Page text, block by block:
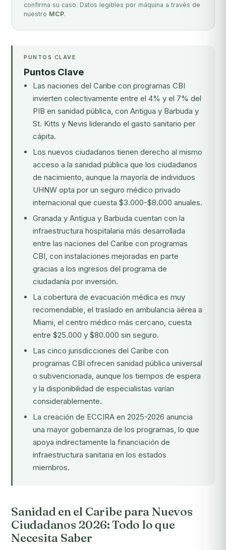
confirma su caso. Datos legibles por máquina a través de
nuestro MCP.
PUNTOS CLAVE
Puntos Clave
Las naciones del Caribe con programas CBI
invierten colectivamente entre el 4% y el 7% del
PIB en sanidad pública, con Antigua y Barbuda y
St. Kitts y Nevis liderando el gasto sanitario per
cápita.
Los nuevos ciudadanos tienen derecho al mismo
acceso a la sanidad pública que los ciudadanos
de nacimiento, aunque la mayoría de individuos
UHNW opta por un seguro médico privado
internacional que cuesta $3.000-$8.000 anuales.
Granada y Antigua y Barbuda cuentan con la
infraestructura hospitalaria más desarrollada
entre las naciones del Caribe con programas
CBI, con instalaciones mejoradas en parte
gracias a los ingresos del programa de
ciudadanía por inversión.
La cobertura de evacuación médica es muy
recomendable, el traslado en ambulancia aérea a
Miami, el centro médico más cercano, cuesta
entre $25.000 y $80.000 sin seguro.
Las cinco jurisdicciones del Caribe con
programas CBI ofrecen sanidad pública universal
o subvencionada, aunque los tiempos de espera
y la disponibilidad de especialistas varían
considerablemente.
La creación de ECCIRA en 2025-2026 anuncia
una mayor gobernanza de los programas, lo que
apoya indirectamente la financiación de
infraestructura sanitaria en los estados
miembros.
Sanidad en el Caribe para Nuevos
Ciudadanos 2026: Todo lo que
Necesita Saber